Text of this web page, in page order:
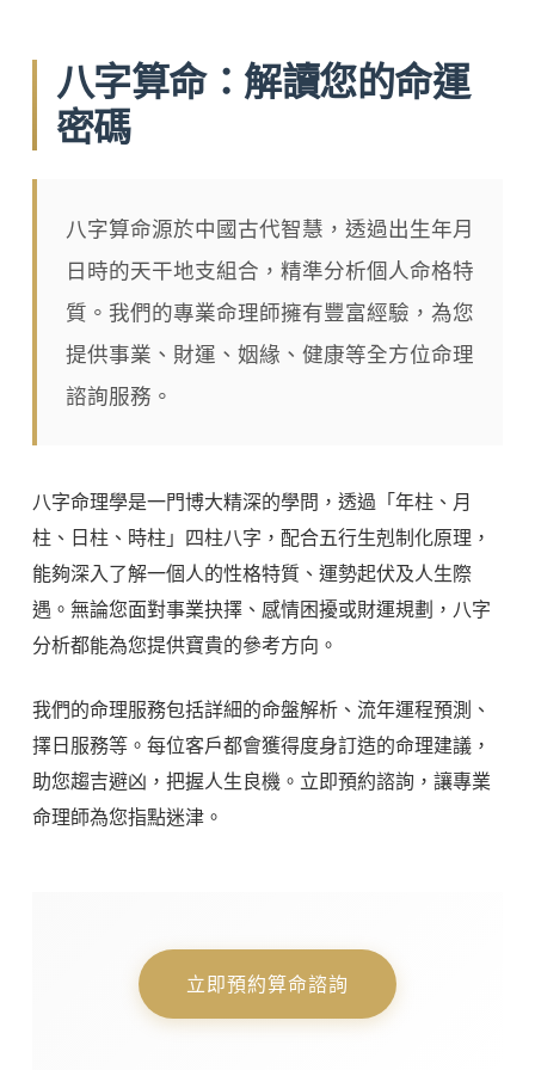
八字算命：解讀您的命運
密碼
八字算命源於中國古代智慧，透過出生年月
日時的天干地支組合，精準分析個人命格特
質。我們的專業命理師擁有豐富經驗，為您
提供事業、財運、姻緣、健康等全方位命理
諮詢服務。
八字命理學是一門博大精深的學問，透過「年柱、月
柱、日柱、時柱」四柱八字，配合五行生剋制化原理，
能夠深入了解一個人的性格特質、運勢起伏及人生際
遇。無論您面對事業抉擇、感情困擾或財運規劃，八字
分析都能為您提供寶貴的參考方向。
我們的命理服務包括詳細的命盤解析、流年運程預測、
擇日服務等。每位客戶都會獲得度身訂造的命理建議，
助您趨吉避凶，把握人生良機。立即預約諮詢，讓專業
命理師為您指點迷津。
立即預約算命諮詢